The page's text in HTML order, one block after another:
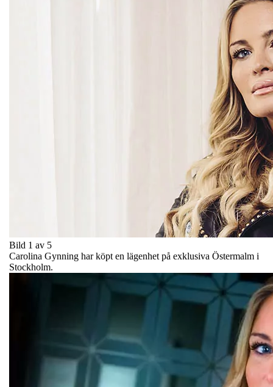
Bild 1 av 5
Carolina Gynning har köpt en lägenhet på exklusiva Östermalm i
Stockholm.